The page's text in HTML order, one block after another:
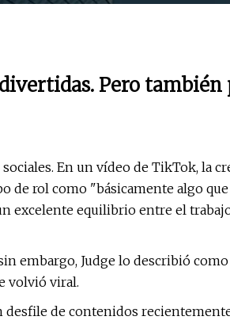
Pero también
En un vídeo de TikTok, la
de rol como "básicamente algo
excelente equilibrio entre el
embargo, Judge lo describió
volvió viral.
desfile de contenidos